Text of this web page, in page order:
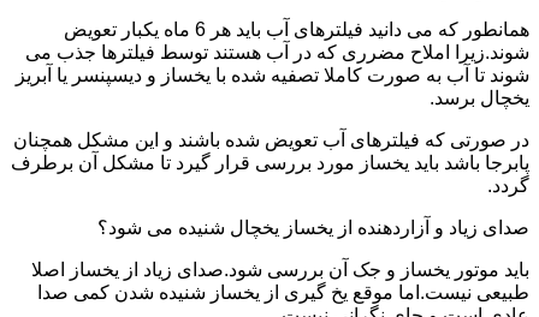
همانطور که می دانید فیلترهای آب باید هر 6 ماه یکبار تعویض
شوند.زیرا املاح مضرری که در آب هستند توسط فیلترها جذب می
شوند تا آب به صورت کاملا تصفیه شده با یخساز و دیسپنسر یا آبریز
یخچال برسد.
در صورتی که فیلترهای آب تعویض شده باشند و این مشکل همچنان
پابرجا باشد باید یخساز مورد بررسی قرار گیرد تا مشکل آن برطرف
گردد.
صدای زیاد و آزاردهنده از یخساز یخچال شنیده می شود؟
باید موتور یخساز و جک آن بررسی شود.صدای زیاد از یخساز اصلا
طبیعی نیست.اما موقع یخ گیری از یخساز شنیده شدن کمی صدا